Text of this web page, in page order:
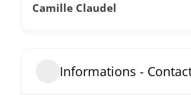
Camille Claudel
Informations -